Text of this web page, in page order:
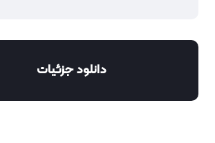
دانلود جزئیات